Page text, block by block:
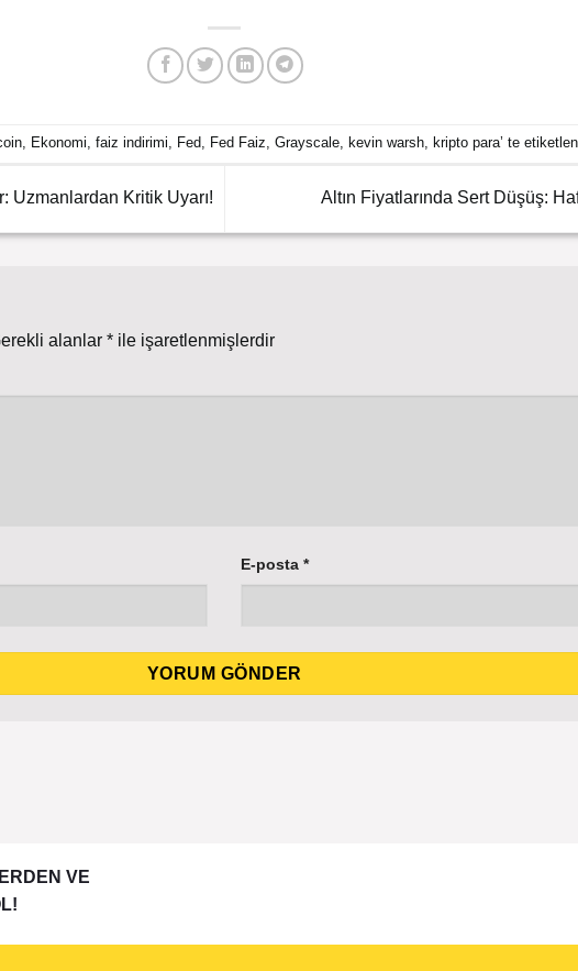
, Ekonomi,faiz indirimi, Fed, Fed Faiz,Grayscale, kevin warsh, kripto para’ te
Uzmanlardan Kritik Uyarı! Altın Fiyatlarında Sert Düşüş:
alanlar * ile işaretlenmişlerdir
E-posta*
VE